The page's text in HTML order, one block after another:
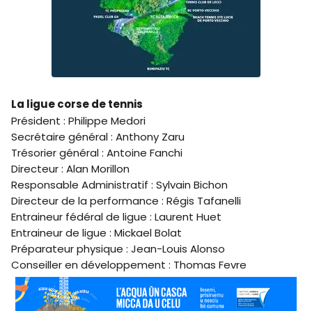
La ligue corse de tennis
Président : Philippe Medori
Secrétaire général : Anthony Zaru
Trésorier général : Antoine Fanchi
Directeur : Alan Morillon
Responsable Administratif : Sylvain Bichon
Directeur de la performance : Régis Tafanelli
Entraineur fédéral de ligue : Laurent Huet
Entraineur de ligue : Mickael Bolat
Préparateur physique : Jean-Louis Alonso
Conseiller en développement : Thomas Fevre